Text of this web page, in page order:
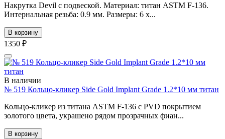
Накрутка Devil с подвеской. Материал: титан ASTM F-136.
Интернальная резьба: 0.9 мм. Размеры: 6 x...
В корзину
1350 ₽
В наличии
№ 519 Кольцо-кликер Side Gold Implant Grade 1.2*10 мм титан
Кольцо-кликер из титана ASTM F-136 с PVD покрытием
золотого цвета, украшено рядом прозрачных фиан...
В корзину